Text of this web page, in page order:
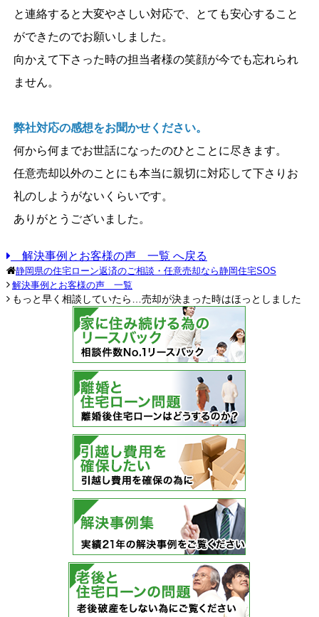
と連絡すると大変やさしい対応で、とても安心すること
ができたのでお願いしました。
向かえて下さった時の担当者様の笑顔が今でも忘れられ
ません。
弊社対応の感想をお聞かせください。
何から何までお世話になったのひとことに尽きます。
任意売却以外のことにも本当に親切に対応して下さりお
礼のしようがないくらいです。
ありがとうございました。
解決事例とお客様の声 一覧 へ戻る
静岡県の住宅ローン返済のご相談・任意売却なら静岡住宅SOS
解決事例とお客様の声 一覧
もっと早く相談していたら…売却が決まった時はほっとしました